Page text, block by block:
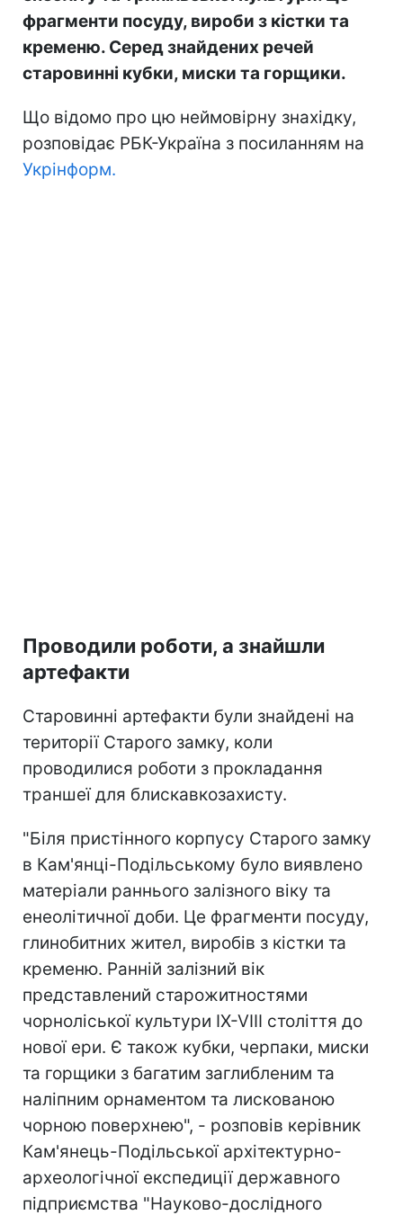
фрагменти посуду, вироби з кістки та
кременю. Серед знайдених речей
старовинні кубки, миски та горщики.
Що відомо про цю неймовірну знахідку,
розповідає РБК-Україна з посиланням на
Укрінформ.
Проводили роботи, а знайшли
артефакти
Старовинні артефакти були знайдені на
території Старого замку, коли
проводилися роботи з прокладання
траншеї для блискавкозахисту.
"Біля пристінного корпусу Старого замку
в Кам'янці-Подільському було виявлено
матеріали раннього залізного віку та
енеолітичної доби. Це фрагменти посуду,
глинобитних жител, виробів з кістки та
кременю. Ранній залізний вік
представлений старожитностями
чорноліської культури IX-VIII століття до
нової ери. Є також кубки, черпаки, миски
та горщики з багатим заглибленим та
наліпним орнаментом та лискованою
чорною поверхнею", - розповів керівник
Кам'янець-Подільської архітектурно-
археологічної експедиції державного
підприємства "Науково-дослідного